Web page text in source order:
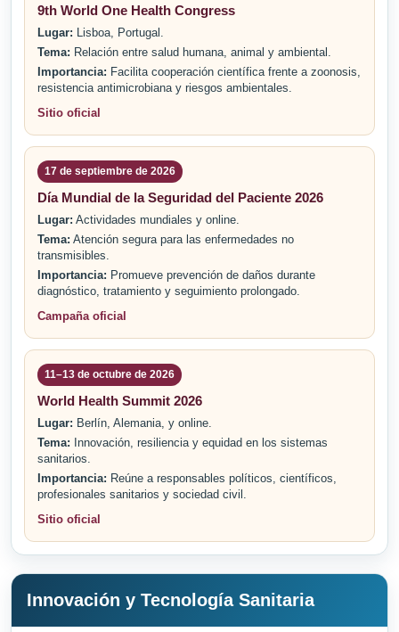
9th World One Health Congress
Lugar: Lisboa, Portugal.
Tema: Relación entre salud humana, animal y ambiental.
Importancia: Facilita cooperación científica frente a zoonosis,
resistencia antimicrobiana y riesgos ambientales.
Sitio oficial
17 de septiembre de 2026
Día Mundial de la Seguridad del Paciente 2026
Lugar: Actividades mundiales y online.
Tema: Atención segura para las enfermedades no
transmisibles.
Importancia: Promueve prevención de daños durante
diagnóstico, tratamiento y seguimiento prolongado.
Campaña oficial
11–13 de octubre de 2026
World Health Summit 2026
Lugar: Berlín, Alemania, y online.
Tema: Innovación, resiliencia y equidad en los sistemas
sanitarios.
Importancia: Reúne a responsables políticos, científicos,
profesionales sanitarios y sociedad civil.
Sitio oficial
Innovación y Tecnología Sanitaria